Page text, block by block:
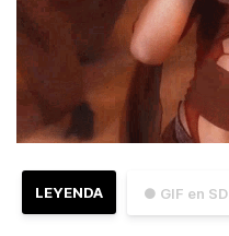
● GIF en SD
LEYENDA